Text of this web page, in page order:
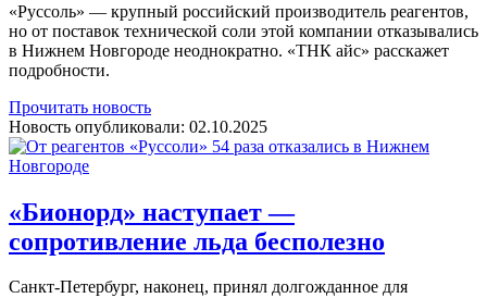
«Руссоль» — крупный российский производитель реагентов,
но от поставок технической соли этой компании отказывались
в Нижнем Новгороде неоднократно. «ТНК айс» расскажет
подробности.
Прочитать новость
Новость опубликовали: 02.10.2025
«Бионорд» наступает —
сопротивление льда бесполезно
Санкт-Петербург, наконец, принял долгожданное для